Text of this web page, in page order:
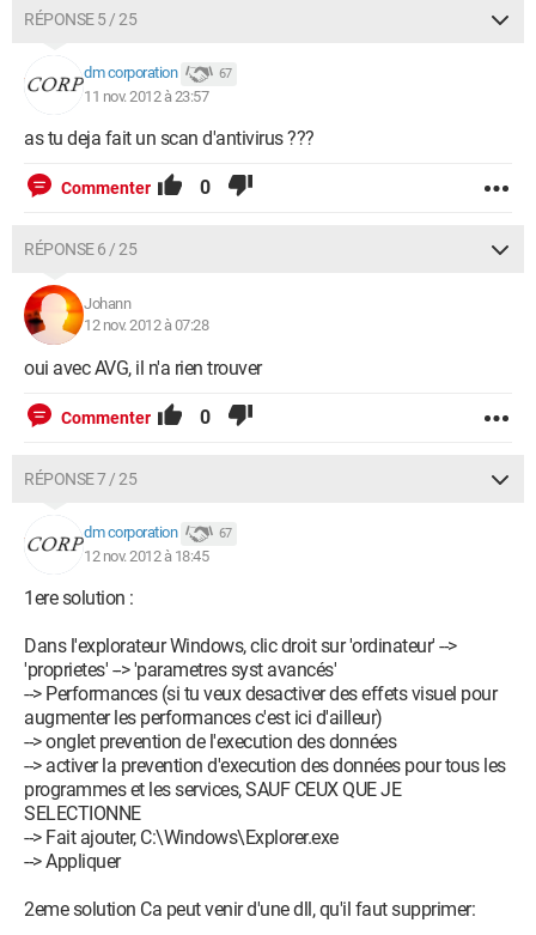
RÉPONSE 5 / 25
dm corporation 67
11 nov. 2012 à 23:57
as tu deja fait un scan d'antivirus ???
Commenter 0
RÉPONSE 6 / 25
Johann
12 nov. 2012 à 07:28
oui avec AVG, il n'a rien trouver
Commenter 0
RÉPONSE 7 / 25
dm corporation 67
12 nov. 2012 à 18:45
1ere solution :
Dans l'explorateur Windows, clic droit sur 'ordinateur' -->
'proprietes' --> 'parametres syst avancés'
--> Performances (si tu veux desactiver des effets visuel pour
augmenter les performances c'est ici d'ailleur)
--> onglet prevention de l'execution des données
--> activer la prevention d'execution des données pour tous les
programmes et les services, SAUF CEUX QUE JE
SELECTIONNE
--> Fait ajouter, C:\Windows\Explorer.exe
--> Appliquer
2eme solution Ca peut venir d'une dll, qu'il faut supprimer: